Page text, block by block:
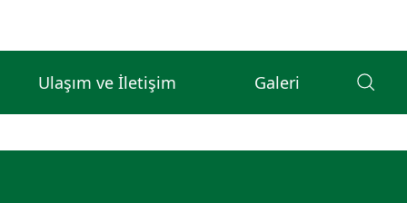
Ulaşım ve İletişim Galeri